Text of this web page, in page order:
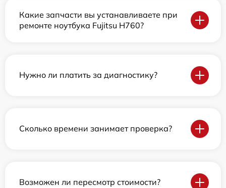
Какие запчасти вы устанавливаете при
ремонте ноутбука Fujitsu H760?
Нужно ли платить за диагностику?
Сколько времени занимает проверка?
Возможен ли пересмотр стоимости?